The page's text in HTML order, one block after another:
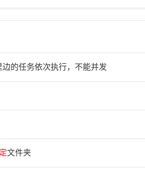
边的任务依次执行，不能并发
文件夹